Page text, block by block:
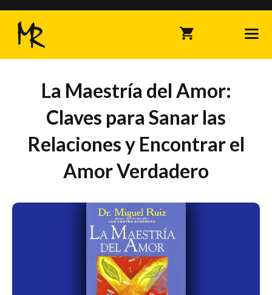
Saltar
contenido
La Maestría del Amor:
Claves para Sanar las
Relaciones y Encontrar el
Amor Verdadero